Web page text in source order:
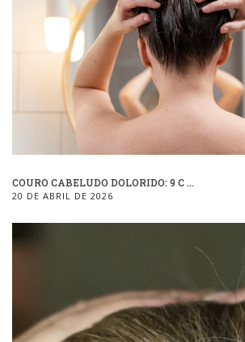
COURO CABELUDO DOLORIDO: 9 C ...
20 DE ABRIL DE 2026